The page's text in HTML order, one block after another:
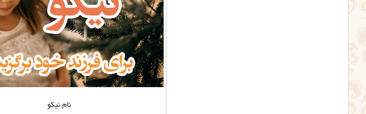
نام نیکو